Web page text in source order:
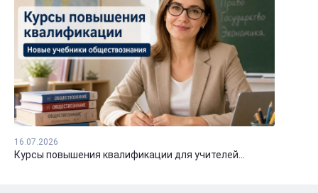
16.07.2026
Курсы повышения квалификации для учителей...